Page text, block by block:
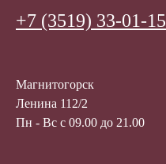
+7 (3519) 33-01-15
Магнитогорск
Ленина 112/2
Пн - Вс с 09.00 до 21.00